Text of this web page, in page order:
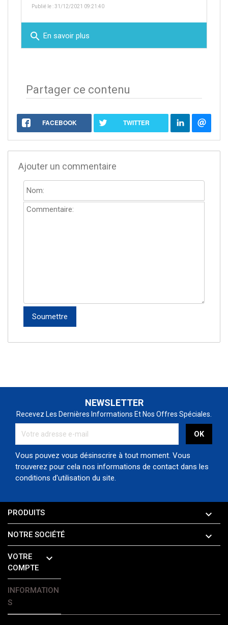
Publié le : 31/12/2021 09:21:40
search En savoir plus
Partager ce contenu
FACEBOOK TWITTER
Ajouter un commentaire
NEWSLETTER
Recevez Les Dernières Informations Et Nos Offres Spéciales.
Vous pouvez vous désinscrire à tout moment. Vous
trouverez pour cela nos informations de contact dans les
conditions d'utilisation du site.
PRODUITS 
NOTRE SOCIÉTÉ 
VOTRE
COMPTE

INFORMATION
S